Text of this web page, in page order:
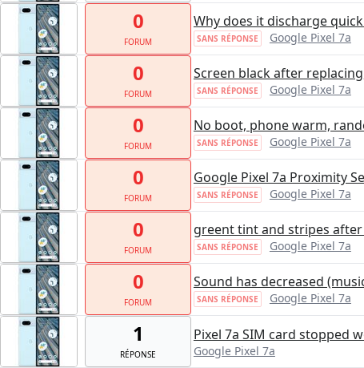
0
FORUM
Why does it discharge
SANS RÉPONSE Google Pixel 7a
0
FORUM
Screen black after
SANS RÉPONSE Google Pixel 7a
0
FORUM
No boot, phone warm,
SANS RÉPONSE Google Pixel 7a
0
FORUM
Google Pixel 7a Proximity
SANS RÉPONSE Google Pixel 7a
0
FORUM
greent tint and stripes
SANS RÉPONSE Google Pixel 7a
0
FORUM
Sound has decreased
SANS RÉPONSE Google Pixel 7a
1
RÉPONSE
Pixel 7a SIM card stopped
Google Pixel 7a